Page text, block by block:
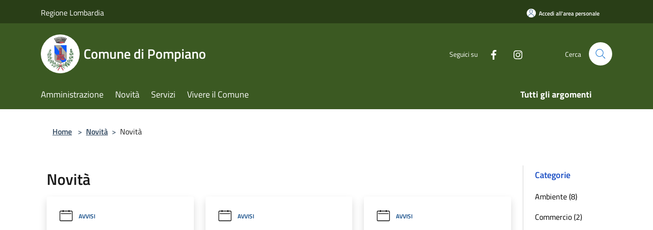
Regione Lombardia Accedi all'area personale
Comune di Pompiano Seguici su Cerca
Amministrazione Novità Servizi Vivere il Comune Tutti gli argomenti
Home > Novità > Novità
Novità
AVVISI AVVISI AVVISI
Categorie
Ambiente (8)
Commercio (2)